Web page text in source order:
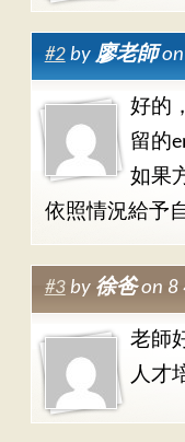
#2by 廖老師on
好的
留的
如果
依照情況給予
#3by 徐爸on 8
老師
人才